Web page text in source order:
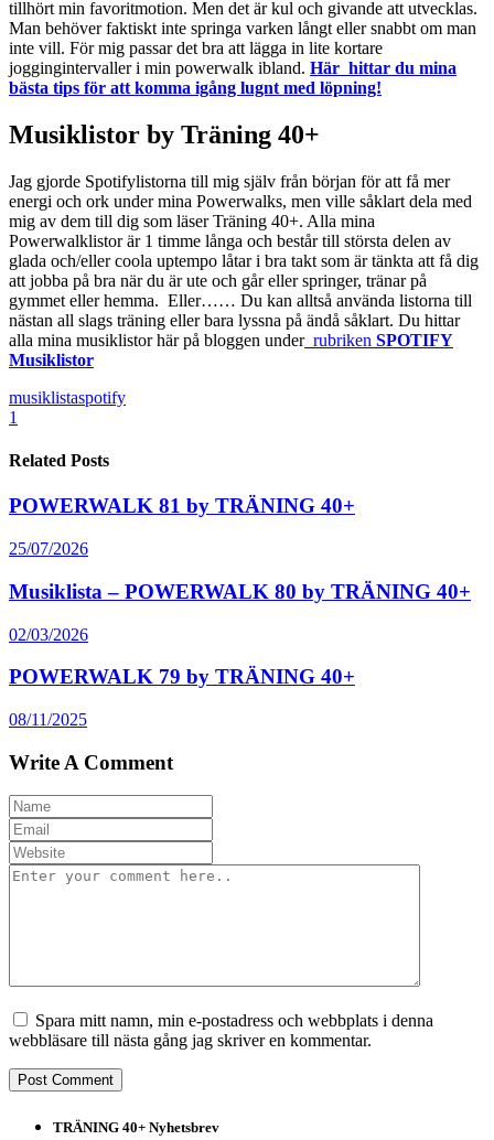
tillhört min favoritmotion. Men det är kul och givande att utvecklas.
Man behöver faktiskt inte springa varken långt eller snabbt om man
inte vill. För mig passar det bra att lägga in lite kortare
joggingintervaller i min powerwalk ibland. Här hittar du mina
bästa tips för att komma igång lugnt med löpning!
Musiklistor by Träning 40+
Jag gjorde Spotifylistorna till mig själv från början för att få mer
energi och ork under mina Powerwalks, men ville såklart dela med
mig av dem till dig som läser Träning 40+. Alla mina
Powerwalklistor är 1 timme långa och består till största delen av
glada och/eller coola uptempo låtar i bra takt som är tänkta att få dig
att jobba på bra när du är ute och går eller springer, tränar på
gymmet eller hemma. Eller…… Du kan alltså använda listorna till
nästan all slags träning eller bara lyssna på ändå såklart. Du hittar
alla mina musiklistor här på bloggen underrubriken SPOTIFY
Musiklistor
musiklistaspotify
1
Related Posts
POWERWALK 81 by TRÄNING 40+
25/07/2026
Musiklista – POWERWALK 80 by TRÄNING 40+
02/03/2026
POWERWALK 79 by TRÄNING 40+
08/11/2025
Write A Comment
Spara mitt namn, min e-postadress och webbplats i denna
webbläsare till nästa gång jag skriver en kommentar.
TRÄNING 40+ Nyhetsbrev